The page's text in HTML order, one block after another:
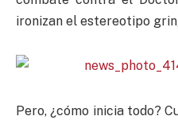
ironizan el estereotipo
Pero, ¿cómo inicia todo?